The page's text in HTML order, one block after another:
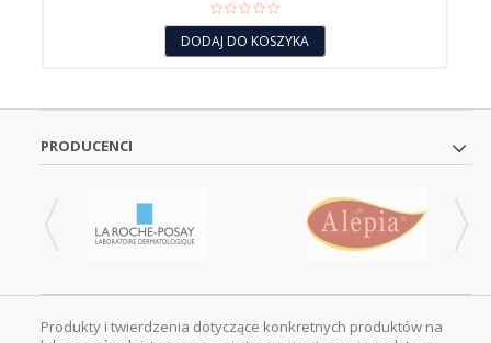
DODAJ DO KOSZYKA
PRODUCENCI
Produkty i twierdzenia dotyczące konkretnych produktów na